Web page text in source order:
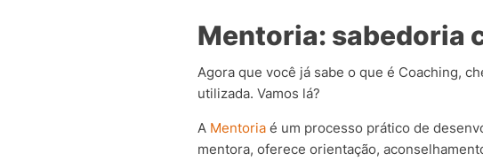
Mentoria: sabedoria
Agora que você já sabe o que é Coaching,
utilizada. Vamos lá?
A Mentoria é um processo prático de
mentora, oferece orientação,